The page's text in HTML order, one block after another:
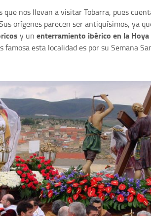
que nos llevan a visitar Tobarra, pues
orígenes parecen ser antiquísimos, ya
y un enterramiento ibérico en la Hoya
esta localidad es por su Semana